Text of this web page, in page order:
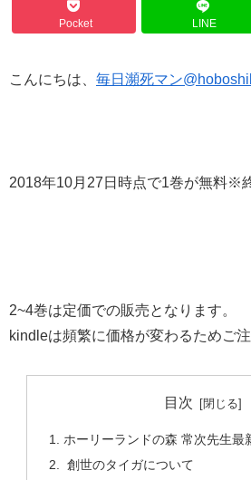
Pocket LINE
こんにちは、 毎日瀕死マン
2018年10月27日時点で1巻が無料※
2~4巻は定価での販売となります。
kindleは頻繁に価格が変わるためご注
目次
ホーリーランドの森 常次先生最
創世のタイガについて